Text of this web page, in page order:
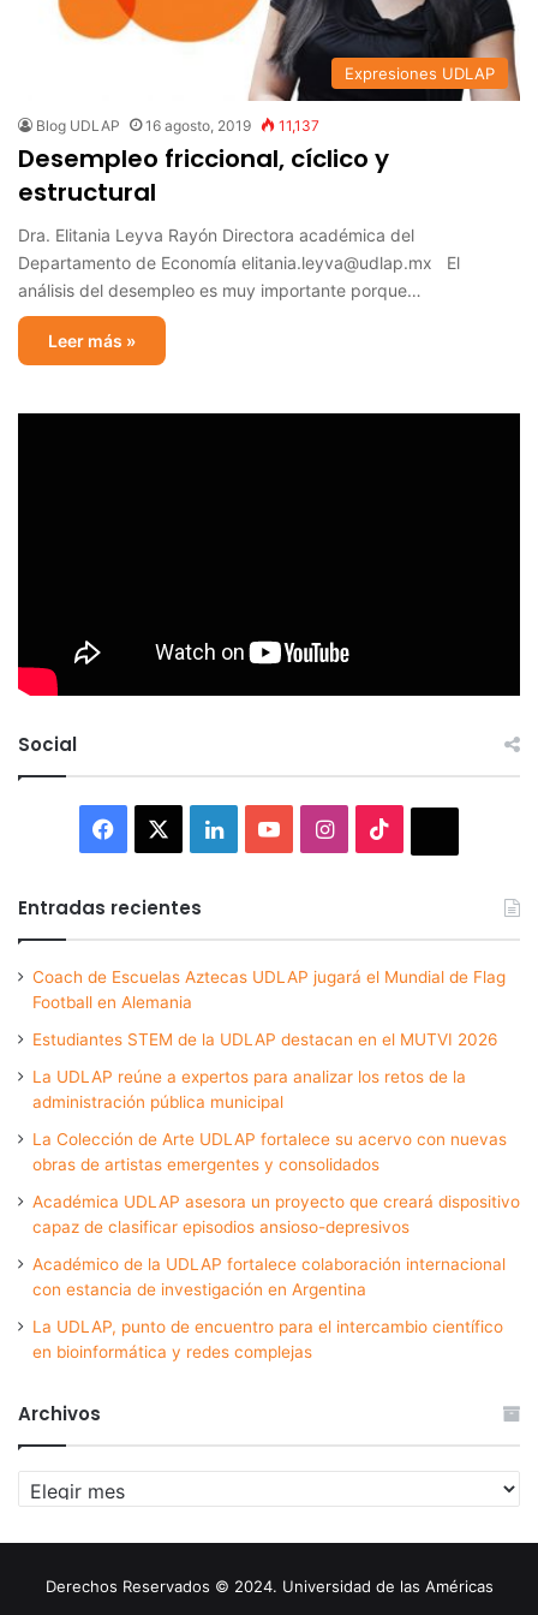
Expresiones UDLAP
Blog UDLAP 16 agosto, 2019 11,137
Desempleo friccional, cíclico y
estructural
Dra. Elitania Leyva Rayón Directora académica del
Departamento de Economía elitania.leyva@udlap.mx El
análisis del desempleo es muy importante porque…
Leer más »
Social
Facebook LinkedInYouTubeInstagram
Entradas recientes
Coach de Escuelas Aztecas UDLAP jugará el Mundial de Flag
Football en Alemania
Estudiantes STEM de la UDLAP destacan en el MUTVI 2026
La UDLAP reúne a expertos para analizar los retos de la
administración pública municipal
La Colección de Arte UDLAP fortalece su acervo con nuevas
obras de artistas emergentes y consolidados
Académica UDLAP asesora un proyecto que creará dispositivo
capaz de clasificar episodios ansioso-depresivos
Académico de la UDLAP fortalece colaboración internacional
con estancia de investigación en Argentina
La UDLAP, punto de encuentro para el intercambio científico
en bioinformática y redes complejas
Archivos
Archivos
Derechos Reservados © 2024. Universidad de las Américas